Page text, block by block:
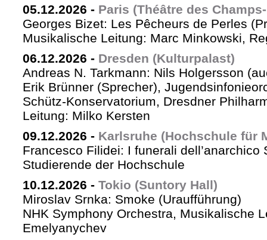
05.12.2026 - Paris (Théâtre des
Georges Bizet: Les Pêcheurs de Perles
Musikalische Leitung: Marc Minkowski,
06.12.2026 - Dresden (Kulturpalast)
Andreas N. Tarkmann: Nils Holgersson
Erik Brünner (Sprecher),
Schütz-Konservatorium, Dresdner
Leitung: Milko Kersten
09.12.2026 - Karlsruhe (Hochschule für
Francesco Filidei: I funerali dell’anarchico
Studierende der Hochschule
10.12.2026 - Tokio (Suntory Hall)
Miroslav Srnka: Smoke (Uraufführung)
NHK Symphony Orchestra, Musikalische
Emelyanychev